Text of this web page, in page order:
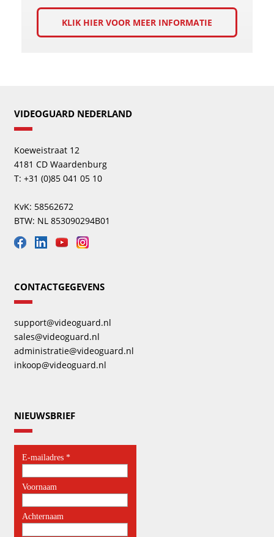
KLIK HIER VOOR MEER INFORMATIE
VIDEOGUARD NEDERLAND
Koeweistraat 12
4181 CD Waardenburg
T: +31 (0)85 041 05 10
KvK: 58562672
BTW: NL 853090294B01
CONTACTGEGEVENS
support@videoguard.nl
sales@videoguard.nl
administratie@videoguard.nl
inkoop@videoguard.nl
NIEUWSBRIEF